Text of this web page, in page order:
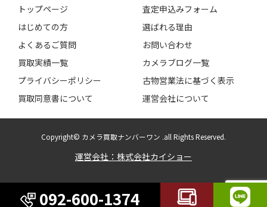
トップページ
査定申込みフォーム
はじめての方
選ばれる理由
よくあるご質問
お問い合わせ
買取実績一覧
カメラブログ一覧
プライバシーポリシー
古物営業法に基づく表示
買取同意書について
運営会社について
Copyright© カメラ買取ナンバーワン .all Rights Reserved.
運営会社：株式会社カイショー
092-600-1374